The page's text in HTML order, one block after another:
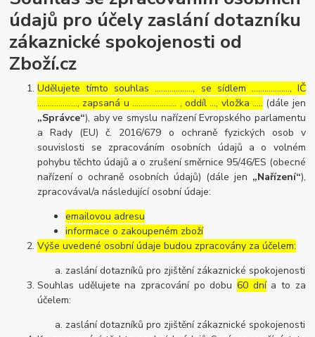
údajů pro účely zaslání dotazníku
zákaznické spokojenosti od
Zboží.cz
Udělujete tímto souhlas ……………..., se sídlem ………………, IČ
………………., zapsaná u ………………… , oddíl …, vložka ….. (dále jen
„Správce“), aby ve smyslu nařízení Evropského parlamentu
a Rady (EU) č. 2016/679 o ochraně fyzických osob v
souvislosti se zpracováním osobních údajů a o volném
pohybu těchto údajů a o zrušení směrnice 95/46/ES (obecné
nařízení o ochraně osobních údajů) (dále jen „Nařízení“),
zpracovával/a následující osobní údaje:
emailovou adresu
informace o zakoupeném zboží
Výše uvedené osobní údaje budou zpracovány za účelem:
zaslání dotazníků pro zjištění zákaznické spokojenosti
Souhlas udělujete na zpracování po dobu60 dnía to za
účelem:
zaslání dotazníků pro zjištění zákaznické spokojenosti